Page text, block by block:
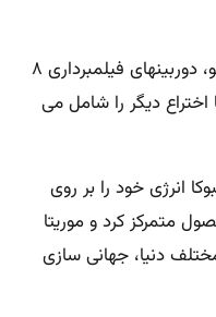
تلویزیون دستی کوچک، پخش استریو، دوربینهای فیلمبرداری ۸
دیگر را شامل می
انرژی خود را بر روی
متمرکز کرد و موریتا
دنیا، جهانی سازی